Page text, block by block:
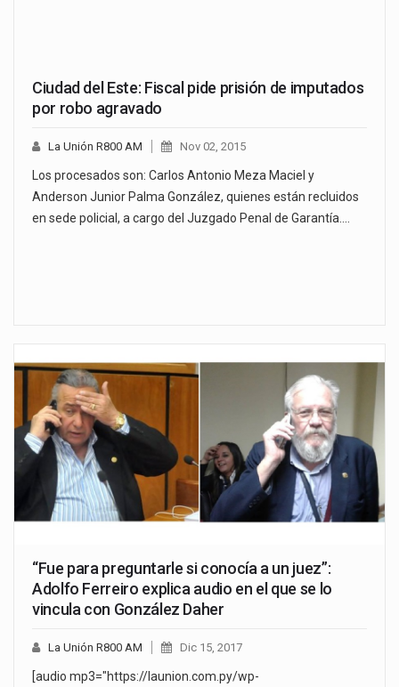
Ciudad del Este: Fiscal pide prisión de imputados
por robo agravado
La Unión R800 AM Nov 02, 2015
Los procesados son: Carlos Antonio Meza Maciel y
Anderson Junior Palma González, quienes están recluidos
en sede policial, a cargo del Juzgado Penal de Garantía.…
“Fue para preguntarle si conocía a un juez”:
Adolfo Ferreiro explica audio en el que se lo
vincula con González Daher
La Unión R800 AM Dic 15, 2017
[audio mp3="https://launion.com.py/wp-